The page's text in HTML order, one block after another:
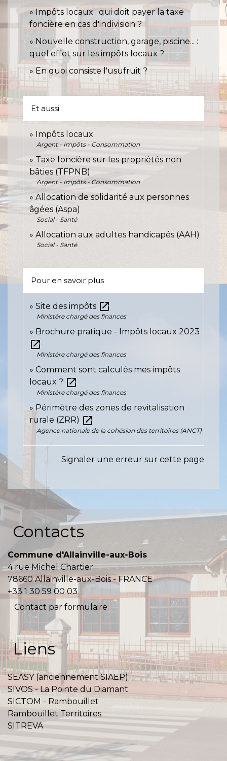
Impôts locaux : qui doit payer la taxe
foncière en cas d'indivision ?
Nouvelle construction, garage, piscine... :
quel effet sur les impôts locaux ?
En quoi consiste l'usufruit ?
Et aussi
Impôts locaux
Argent - Impôts - Consommation
Taxe foncière sur les propriétés non
bâties (TFPNB)
Argent - Impôts - Consommation
Allocation de solidarité aux personnes
âgées (Aspa)
Social - Santé
Allocation aux adultes handicapés (AAH)
Social - Santé
Pour en savoir plus
Site des impôts open_in_new
Ministère chargé des finances
Brochure pratique - Impôts locaux 2023
open_in_new
Ministère chargé des finances
Comment sont calculés mes impôts
locaux ? open_in_new
Ministère chargé des finances
Périmètre des zones de revitalisation
rurale (ZRR) open_in_new
Agence nationale de la cohésion des territoires (ANCT)
Signaler une erreur sur cette page
Contacts
Commune d'Allainville-aux-Bois
4 rue Michel Chartier
78660 Allainville-aux-Bois - FRANCE
+33 1 30 59 00 03
Contact par formulaire
Liens
SEASY (anciennement SIAEP)
SIVOS - La Pointe du Diamant
SICTOM - Rambouillet
Rambouillet Territoires
SITREVA